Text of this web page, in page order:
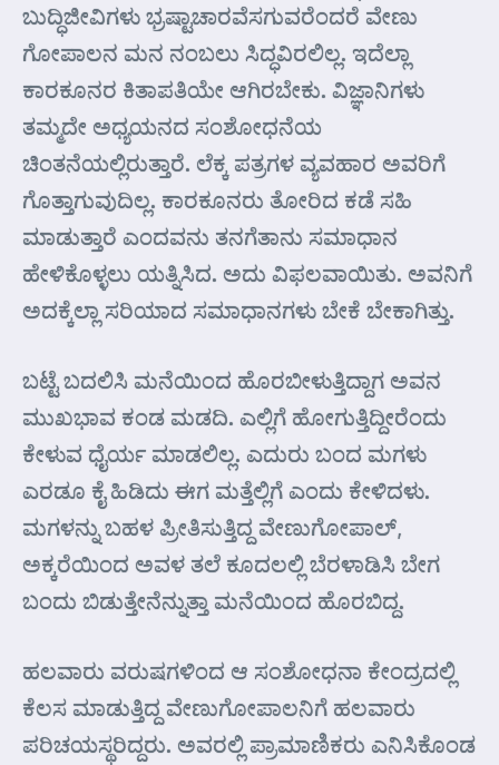
ಬುದ್ಧಿಜೀವಿಗಳು ಭ್ರಷ್ಟಾಚಾರವೆಸಗುವರೆಂದರೆ ವೇಣು
ಗೋಪಾಲನ ಮನ ನಂಬಲು ಸಿದ್ಧವಿರಲಿಲ್ಲ. ಇದೆಲ್ಲಾ
ಕಾರಕೂನರ ಕಿತಾಪತಿಯೇ ಆಗಿರಬೇಕು. ವಿಜ್ಞಾನಿಗಳು
ತಮ್ಮದೇ ಅಧ್ಯಯನದ ಸಂಶೋಧನೆಯ
ಚಿಂತನೆಯಲ್ಲಿರುತ್ತಾರೆ. ಲೆಕ್ಕ ಪತ್ರಗಳ ವ್ಯವಹಾರ ಅವರಿಗೆ
ಗೊತ್ತಾಗುವುದಿಲ್ಲ. ಕಾರಕೂನರು ತೋರಿದ ಕಡೆ ಸಹಿ
ಮಾಡುತ್ತಾರೆ ಎಂದವನು ತನಗೆತಾನು ಸಮಾಧಾನ
ಹೇಳಿಕೊಳ್ಳಲು ಯತ್ನಿಸಿದ. ಅದು ವಿಫಲವಾಯಿತು. ಅವನಿಗೆ
ಅದಕ್ಕೆಲ್ಲಾ ಸರಿಯಾದ ಸಮಾಧಾನಗಳು ಬೇಕೆ ಬೇಕಾಗಿತ್ತು.
ಬಟ್ಟೆ ಬದಲಿಸಿ ಮನೆಯಿಂದ ಹೊರಬೀಳುತ್ತಿದ್ದಾಗ ಅವನ
ಮುಖಭಾವ ಕಂಡ ಮಡದಿ. ಎಲ್ಲಿಗೆ ಹೋಗುತ್ತಿದ್ದೀರೆಂದು
ಕೇಳುವ ಧೈರ್ಯ ಮಾಡಲಿಲ್ಲ. ಎದುರು ಬಂದ ಮಗಳು
ಎರಡೂ ಕೈ ಹಿಡಿದು ಈಗ ಮತ್ತೆಲ್ಲಿಗೆ ಎಂದು ಕೇಳಿದಳು.
ಮಗಳನ್ನು ಬಹಳ ಪ್ರೀತಿಸುತ್ತಿದ್ದ ವೇಣುಗೋಪಾಲ್,
ಅಕ್ಕರೆಯಿಂದ ಅವಳ ತಲೆ ಕೂದಲಲ್ಲಿ ಬೆರಳಾಡಿಸಿ ಬೇಗ
ಬಂದು ಬಿಡುತ್ತೇನೆನ್ನುತ್ತಾ ಮನೆಯಿಂದ ಹೊರಬಿದ್ದ.
ಹಲವಾರು ವರುಷಗಳಿಂದ ಆ ಸಂಶೋಧನಾ ಕೇಂದ್ರದಲ್ಲಿ
ಕೆಲಸ ಮಾಡುತ್ತಿದ್ದ ವೇಣುಗೋಪಾಲನಿಗೆ ಹಲವಾರು
ಪರಿಚಯಸ್ಥರಿದ್ದರು. ಅವರಲ್ಲಿ ಪ್ರಾಮಾಣಿಕರು ಎನಿಸಿಕೊಂಡ